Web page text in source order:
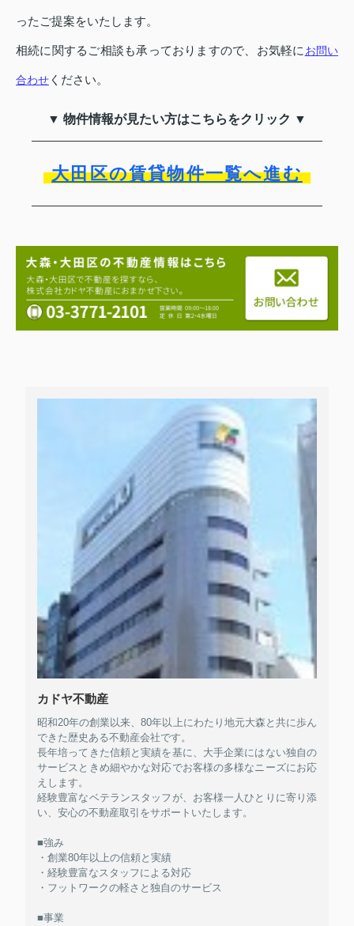
ったご提案をいたします。
相続に関するご相談も承っておりますので、お気軽にお問い
合わせ ください。
▼ 物件情報が見たい方はこちらをクリック ▼
大田区の賃貸物件一覧へ進む
カドヤ不動産
昭和20年の創業以来、80年以上にわたり地元大森と共に歩ん
できた歴史ある不動産会社です。
長年培ってきた信頼と実績を基に、大手企業にはない独自の
サービスときめ細やかな対応でお客様の多様なニーズにお応
えします。
経験豊富なベテランスタッフが、お客様一人ひとりに寄り添
い、安心の不動産取引をサポートいたします。
■強み
・創業80年以上の信頼と実績
・経験豊富なスタッフによる対応
・フットワークの軽さと独自のサービス
■事業